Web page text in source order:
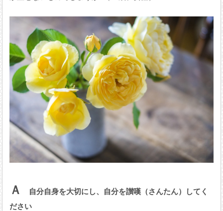
Ａ
自分自身を大切にし、自分を讃嘆（さんたん）してく
ださい